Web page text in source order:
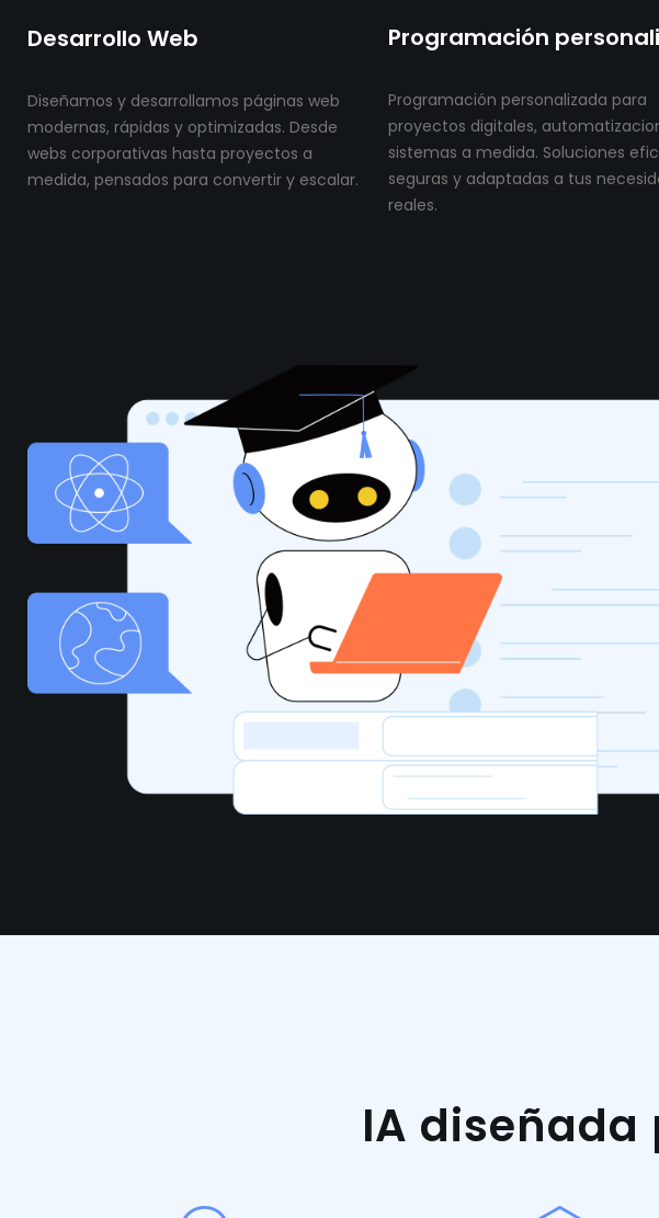
Desarrollo Web
Diseñamos y desarrollamos páginas web
modernas, rápidas y optimizadas. Desde
webs corporativas hasta proyectos a
medida, pensados para convertir y escalar.
Programación
Programación personalizada para
proyectos digitales,
sistemas a medida. Soluciones
seguras y adaptadas a tus
reales.
IA